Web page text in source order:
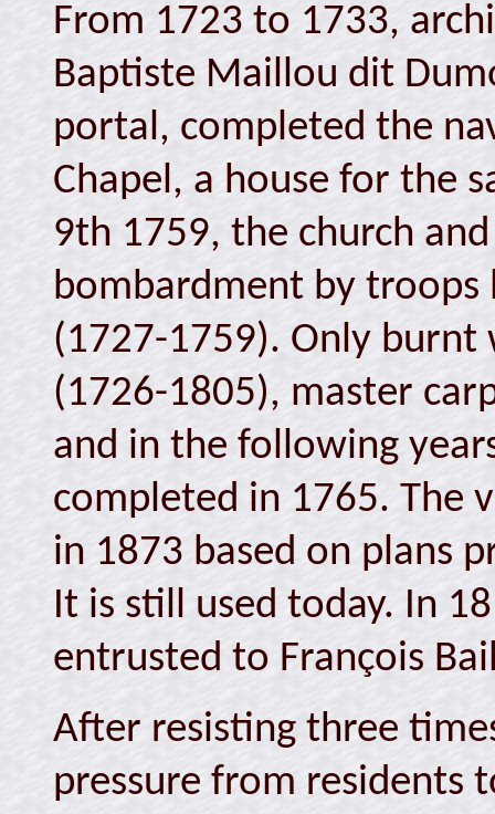
From 1723 to 1733,
Baptiste Maillou dit
portal, completed the
Chapel, a house for the
9th 1759, the church
bombardment by troops
(1727-1759). Only burnt
(1726-1805), master
and in the following
completed in 1765. The
in 1873 based on plans
It is still used today. In
entrusted to François
After resisting three
pressure from residents